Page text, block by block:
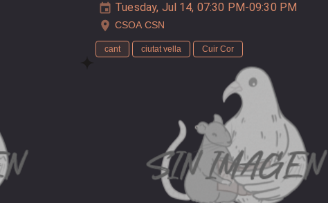
Tuesday, Jul 14, 07:30 PM-09:30 PM
CSOA CSN
cant ciutat vella Cuir Cor